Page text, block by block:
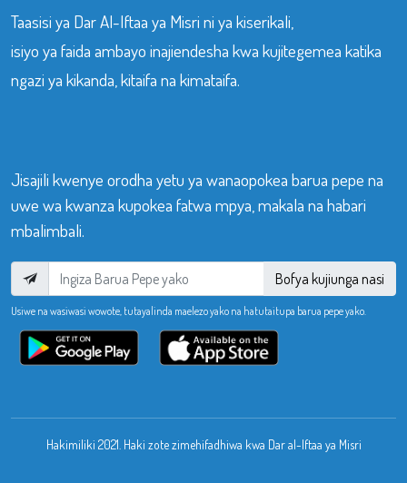
Taasisi ya Dar Al-Iftaa ya Misri ni ya kiserikali,
isiyo ya faida ambayo inajiendesha kwa kujitegemea katika
ngazi ya kikanda, kitaifa na kimataifa.
Jisajili kwenye orodha yetu ya wanaopokea barua pepe na
uwe wa kwanza kupokea fatwa mpya, makala na habari
mbalimbali.
Bofya kujiunga nasi
Usiwe na wasiwasi wowote, tutayalinda maelezo yako na hatutaitupa barua pepe yako.
Hakimiliki 2021. Haki zote zimehifadhiwa kwa Dar al-Iftaa ya Misri